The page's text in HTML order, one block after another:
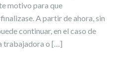
motivo para que
A partir de ahora, sin
continuar, en el caso de
trabajadora o […]